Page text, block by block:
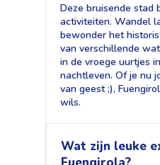
Deze bruisende stad
activiteiten. Wandel
bewonder het
van verschillende
in de vroege uurtjes
nachtleven. Of je nu
van geest ;),
wils.
Wat zijn leuke